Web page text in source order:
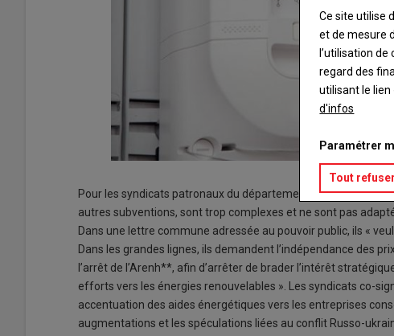
Pour les syndicats patronaux du département, « les choix
autres subventions, sont trop complexes et ne sont pas
Dans une lettre commune adressée au pouvoir public, ils «
Dans les grandes lignes, ils demandent l’indépendance des
l’arrêt de l’Arenh**, afin d’arrêter de brader l’intérêt
efforts vers les énergies renouvelables ». Les syndicats co-
accentuation des aides énergétiques vers les entreprises
augmentations et les spéculations liées au conflit Russo-
Ce site utilise
et de mesure
l’utilisation
regard des
utilisant le
d'infos
Paramétrer
Tout refuser